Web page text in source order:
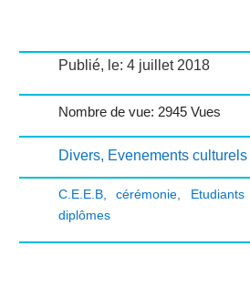
Publié, le: 4 juillet 2018
Nombre de vue: 2945 Vues
Divers, Evenements culturels
C.E.E.B,cérémonie
diplômes